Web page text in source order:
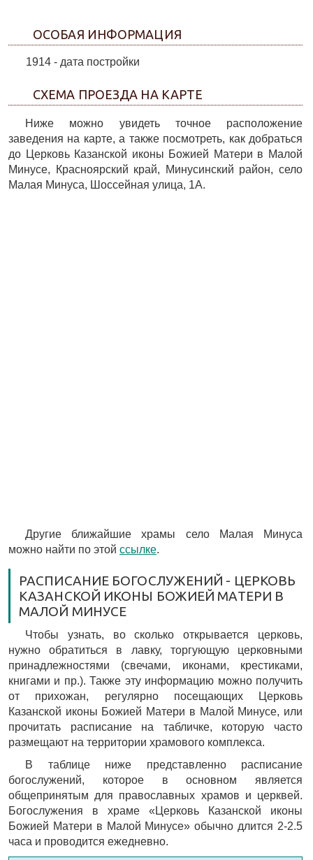
ОСОБАЯ ИНФОРМАЦИЯ
1914 - дата постройки
СХЕМА ПРОЕЗДА НА КАРТЕ
Ниже можно увидеть точное расположение
заведения на карте, а также посмотреть, как добраться
до Церковь Казанской иконы Божией Матери в Малой
Минусе, Красноярский край, Минусинский район, село
Малая Минуса, Шоссейная улица, 1А.
Другие ближайшие храмы село Малая Минуса
можно найти по этой ссылке.
РАСПИСАНИЕ БОГОСЛУЖЕНИЙ - ЦЕРКОВЬ
КАЗАНСКОЙ ИКОНЫ БОЖИЕЙ МАТЕРИ В
МАЛОЙ МИНУСЕ
Чтобы узнать, во сколько открывается церковь,
нужно обратиться в лавку, торгующую церковными
принадлежностями (свечами, иконами, крестиками,
книгами и пр.). Также эту информацию можно получить
от прихожан, регулярно посещающих Церковь
Казанской иконы Божией Матери в Малой Минусе, или
прочитать расписание на табличке, которую часто
размещают на территории храмового комплекса.
В таблице ниже представленно расписание
богослужений, которое в основном является
общепринятым для православных храмов и церквей.
Богослужения в храме «Церковь Казанской иконы
Божией Матери в Малой Минусе» обычно длится 2-2.5
часа и проводится ежедневно.